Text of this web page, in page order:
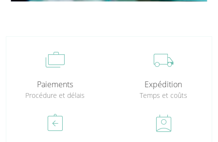
cases
Paiements
Procédure et délais
local_shipping
Expédition
Temps et coûts
assignment_return perm_contact_calendar